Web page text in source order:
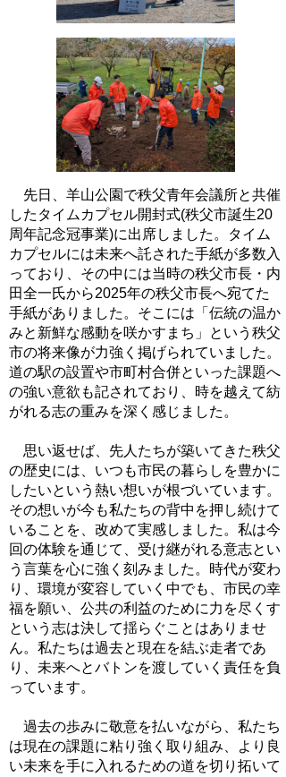
先日、羊山公園で秩父青年会議所と共催
したタイムカプセル開封式(秩父市誕生20
周年記念冠事業)に出席しました。タイム
カプセルには未来へ託された手紙が多数入
っており、その中には当時の秩父市長・内
田全一氏から2025年の秩父市長へ宛てた
手紙がありました。そこには「伝統の温か
みと新鮮な感動を咲かすまち」という秩父
市の将来像が力強く掲げられていました。
道の駅の設置や市町村合併といった課題へ
の強い意欲も記されており、時を越えて紡
がれる志の重みを深く感じました。
思い返せば、先人たちが築いてきた秩父
の歴史には、いつも市民の暮らしを豊かに
したいという熱い想いが根づいています。
その想いが今も私たちの背中を押し続けて
いることを、改めて実感しました。私は今
回の体験を通じて、受け継がれる意志とい
う言葉を心に強く刻みました。時代が変わ
り、環境が変容していく中でも、市民の幸
福を願い、公共の利益のために力を尽くす
という志は決して揺らぐことはありませ
ん。私たちは過去と現在を結ぶ走者であ
り、未来へとバトンを渡していく責任を負
っています。
過去の歩みに敬意を払いながら、私たち
は現在の課題に粘り強く取り組み、より良
い未来を手に入れるための道を切り拓いて